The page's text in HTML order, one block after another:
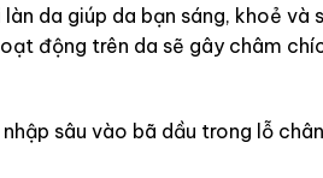
da giúp da bạn sáng, khoẻ và
động trên da sẽ gây châm
sâu vào bã dầu trong lỗ